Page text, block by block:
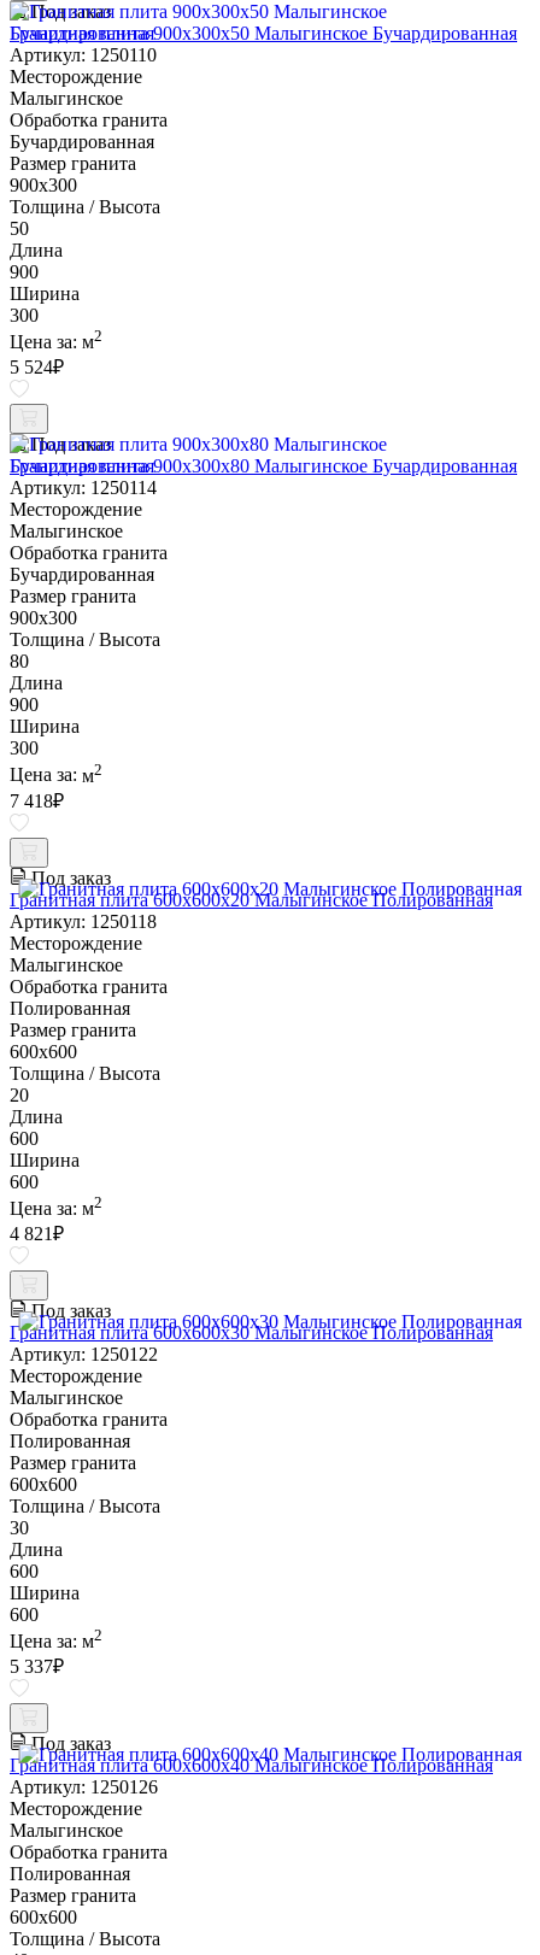
Под заказ
Гранитная плита 900х300x50 Малыгинское Бучардированная
Артикул: 1250110
Месторождение
Малыгинское
Обработка гранита
Бучардированная
Размер гранита
900х300
Толщина / Высота
50
Длина
900
Ширина
300
Цена за: м2
5 524₽
Под заказ
Гранитная плита 900х300x80 Малыгинское Бучардированная
Артикул: 1250114
Месторождение
Малыгинское
Обработка гранита
Бучардированная
Размер гранита
900х300
Толщина / Высота
80
Длина
900
Ширина
300
Цена за: м2
7 418₽
Под заказ
Гранитная плита 600х600x20 Малыгинское Полированная
Артикул: 1250118
Месторождение
Малыгинское
Обработка гранита
Полированная
Размер гранита
600х600
Толщина / Высота
20
Длина
600
Ширина
600
Цена за: м2
4 821₽
Под заказ
Гранитная плита 600х600x30 Малыгинское Полированная
Артикул: 1250122
Месторождение
Малыгинское
Обработка гранита
Полированная
Размер гранита
600х600
Толщина / Высота
30
Длина
600
Ширина
600
Цена за: м2
5 337₽
Под заказ
Гранитная плита 600х600x40 Малыгинское Полированная
Артикул: 1250126
Месторождение
Малыгинское
Обработка гранита
Полированная
Размер гранита
600х600
Толщина / Высота